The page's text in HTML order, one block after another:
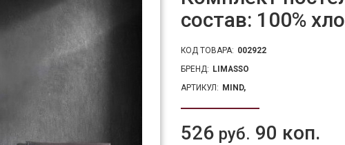
состав: 100%
КОД ТОВАРА: 002922
БРЕНД: LIMASSO
АРТИКУЛ: MIND,
526 руб. 90 коп.